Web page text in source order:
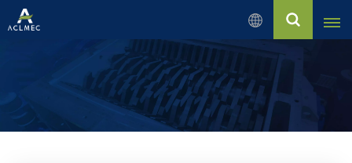
Español
English
Русский